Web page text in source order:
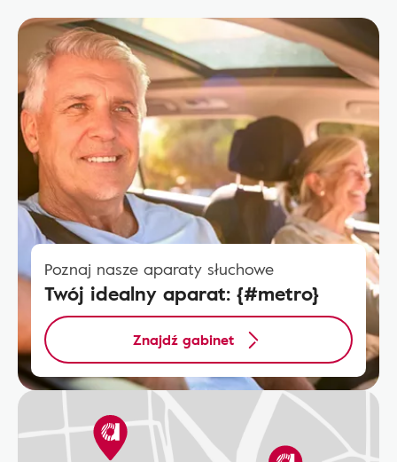
Poznaj nasze aparaty słuchowe
Twój idealny aparat: {#metro}
Znajdź gabinet